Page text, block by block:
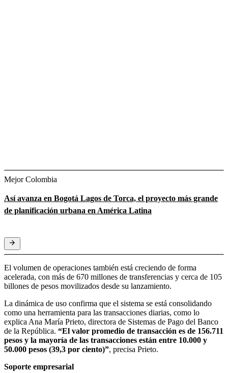
Mejor Colombia
Así avanza en Bogotá Lagos de Torca, el proyecto más grande
de planificación urbana en América Latina
El volumen de operaciones también está creciendo de forma
acelerada, con más de 670 millones de transferencias y cerca de 105
billones de pesos movilizados desde su lanzamiento.
La dinámica de uso confirma que el sistema se está consolidando
como una herramienta para las transacciones diarias, como lo
explica Ana María Prieto, directora de Sistemas de Pago del Banco
de la República. “El valor promedio de transacción es de 156.711
pesos y la mayoría de las transacciones están entre 10.000 y
50.000 pesos (39,3 por ciento)”, precisa Prieto.
Soporte empresarial